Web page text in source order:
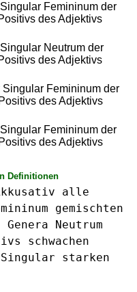
Femininum der
des Adjektivs
Neutrum der
des Adjektivs
Singular Femininum der
des Adjektivs
Femininum der
des Adjektivs
Definitionen
alle
gemischten
Genera
Neutrum
schwachen
Singular
starken